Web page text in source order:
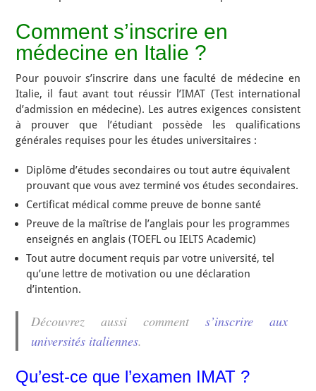
Comment s’inscrire en
médecine en Italie ?
Pour pouvoir s’inscrire dans une faculté de médecine en
Italie, il faut avant tout réussir l’IMAT (Test international
d’admission en médecine). Les autres exigences consistent
à prouver que l’étudiant possède les qualifications
générales requises pour les études universitaires :
Diplôme d’études secondaires ou tout autre équivalent
prouvant que vous avez terminé vos études secondaires.
Certificat médical comme preuve de bonne santé
Preuve de la maîtrise de l’anglais pour les programmes
enseignés en anglais (TOEFL ou IELTS Academic)
Tout autre document requis par votre université, tel
qu’une lettre de motivation ou une déclaration
d’intention.
Découvrez aussi comment s’inscrire aux
universités italiennes.
Qu’est-ce que l’examen IMAT ?